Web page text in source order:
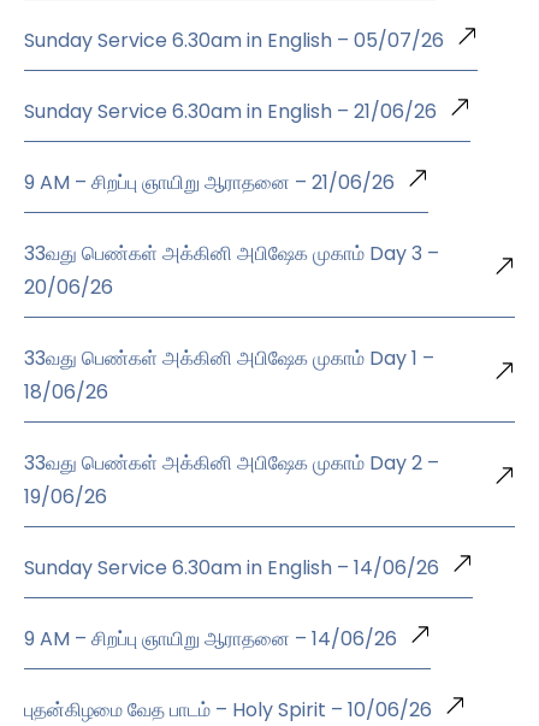
Sunday Service 6.30am in English – 05/07/26
Sunday Service 6.30am in English – 21/06/26
9 AM – சிறப்பு ஞாயிறு ஆராதனை – 21/06/26
33வது பெண்கள் அக்கினி அபிஷேக முகாம் Day 3 –
20/06/26
33வது பெண்கள் அக்கினி அபிஷேக முகாம் Day 1 –
18/06/26
33வது பெண்கள் அக்கினி அபிஷேக முகாம் Day 2 –
19/06/26
Sunday Service 6.30am in English – 14/06/26
9 AM – சிறப்பு ஞாயிறு ஆராதனை – 14/06/26
புதன்கிழமை வேத பாடம் – Holy Spirit – 10/06/26